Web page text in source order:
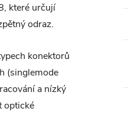
které určují
odraz.
konektorů
(singlemode
a nízký
optické